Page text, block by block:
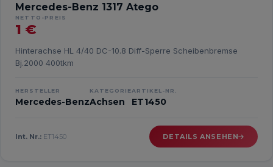
Mercedes-Benz 1317 Atego
NETTO-PREIS
1 €
Hinterachse HL 4/40 DC-10.8 Diff-Sperre Scheibenbremse
Bj.2000 400tkm
HERSTELLER
Mercedes-Benz
KATEGORIE
Achsen
ARTIKEL-NR.
ET1450
Int. Nr.: ET1450 DETAILS ANSEHEN